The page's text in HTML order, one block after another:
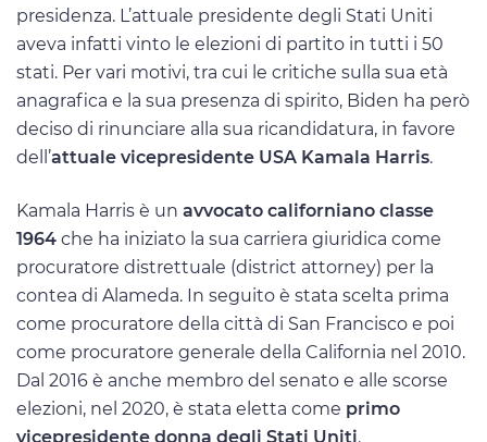
presidenza. L’attuale presidente degli Stati Uniti
aveva infatti vinto le elezioni di partito in tutti i 50
stati. Per vari motivi, tra cui le critiche sulla sua età
anagrafica e la sua presenza di spirito, Biden ha però
deciso di rinunciare alla sua ricandidatura, in favore
dell’attuale vicepresidente USA Kamala Harris.
Kamala Harris è un avvocato californiano classe
1964 che ha iniziato la sua carriera giuridica come
procuratore distrettuale (district attorney) per la
contea di Alameda. In seguito è stata scelta prima
come procuratore della città di San Francisco e poi
come procuratore generale della California nel 2010.
Dal 2016 è anche membro del senato e alle scorse
elezioni, nel 2020, è stata eletta come primo
vicepresidente donna degli Stati Uniti.